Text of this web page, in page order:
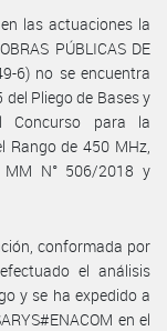
las actuaciones la
PÚBLICAS DE
6) no se encuentra
Pliego de Bases y
Concurso para la
Rango de 450 MHz,
N° 506/2018 y
conformada por
el análisis
y se ha expedido a
en el